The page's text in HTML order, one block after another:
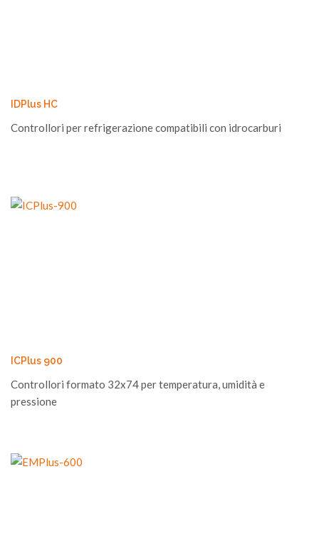
IDPlus HC
Controllori per refrigerazione compatibili con idrocarburi
ICPlus 900
Controllori formato 32x74 per temperatura, umidità e
pressione